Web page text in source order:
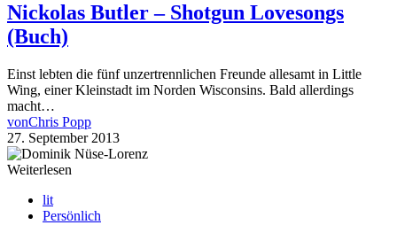
Nickolas Butler – Shotgun Lovesongs
(Buch)
Einst lebten die fünf unzertrennlichen Freunde allesamt in Little
Wing, einer Kleinstadt im Norden Wisconsins. Bald allerdings
macht…
vonChris Popp
27. September 2013
Weiterlesen
lit
Persönlich